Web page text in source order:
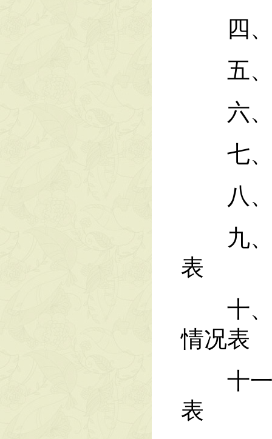
四、
五、
六、
七、
八、
九、
表
十、“
情况表
十一
表